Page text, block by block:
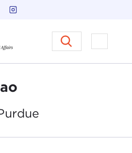
Carnegie Council sur
Ouvrir